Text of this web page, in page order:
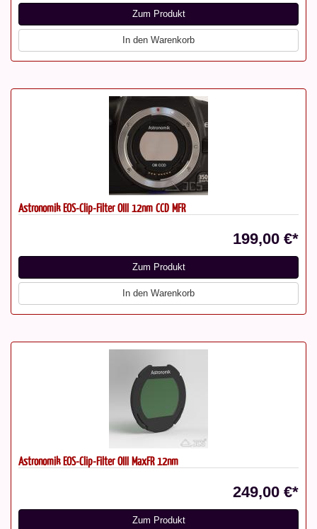
Zum Produkt
In den Warenkorb
Astronomik EOS-Clip-Filter OIII 12nm CCD MFR
199,00 €*
Zum Produkt
In den Warenkorb
Astronomik EOS-Clip-Filter OIII MaxFR 12nm
249,00 €*
Zum Produkt